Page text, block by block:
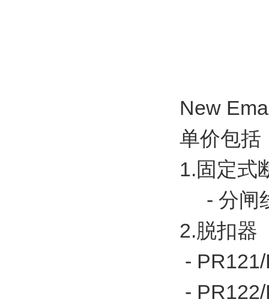
New
单价
1.固定
- 分闸
2.脱扣
-
-